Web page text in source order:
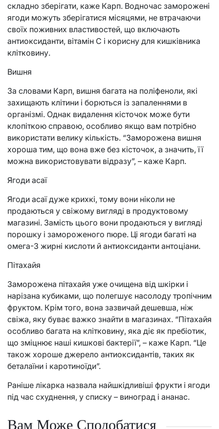
складно зберігати, каже Карп. Водночас заморожені
ягоди можуть зберігатися місяцями, не втрачаючи
своїх поживних властивостей, що включають
антиоксиданти, вітамін С і корисну для кишківника
клітковину.
Вишня
За словами Карп, вишня багата на поліфеноли, які
захищають клітини і борються із запаленнями в
організмі. Однак видалення кісточок може бути
клопіткою справою, особливо якщо вам потрібно
використати велику кількість. “Заморожена вишня
хороша тим, що вона вже без кісточок, а значить, її
можна використовувати відразу”, – каже Карп.
Ягоди асаї
Ягоди асаї дуже крихкі, тому вони ніколи не
продаються у свіжому вигляді в продуктовому
магазині. Замість цього вони продаються у вигляді
порошку і замороженого пюре. Ці ягоди багаті на
омега-3 жирні кислоти й антиоксиданти антоціани.
Пітахайя
Заморожена пітахайя уже очищена від шкірки і
нарізана кубиками, що полегшує насолоду тропічним
фруктом. Крім того, вона зазвичай дешевша, ніж
свіжа, яку буває важко знайти в магазинах. “Пітахайя
особливо багата на клітковину, яка діє як пребіотик,
що зміцнює наші кишкові бактерії”, – каже Карп. “Це
також хороше джерело антиоксидантів, таких як
беталаїни і каротиноїди”.
Раніше лікарка назвала найшкідливіші фрукти і ягоди
під час схуднення, у списку – виноград і ананас.
Вам Може Сподобатися